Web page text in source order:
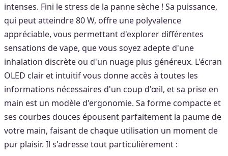
intenses. Fini le stress de la panne sèche ! Sa puissance,
qui peut atteindre 80 W, offre une polyvalence
appréciable, vous permettant d'explorer différentes
sensations de vape, que vous soyez adepte d'une
inhalation discrète ou d'un nuage plus généreux. L'écran
OLED clair et intuitif vous donne accès à toutes les
informations nécessaires d'un coup d'œil, et sa prise en
main est un modèle d'ergonomie. Sa forme compacte et
ses courbes douces épousent parfaitement la paume de
votre main, faisant de chaque utilisation un moment de
pur plaisir. Il s'adresse tout particulièrement :